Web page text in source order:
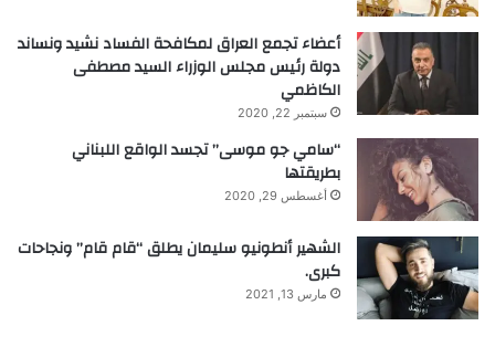
أعضاء تجمع العراق لمكافحة الفساد نشيد ونساند
دولة رئيس مجلس الوزراء السيد مصطفى
الكاظمي
سبتمبر 22, 2020
“سامي جو موسى” تجسد الواقع اللبناني
بطريقتها
أغسطس 29, 2020
الشهير أنطونيو سليمان يطلق “قام قام” ونجاحات
كبرى.
مارس 13, 2021